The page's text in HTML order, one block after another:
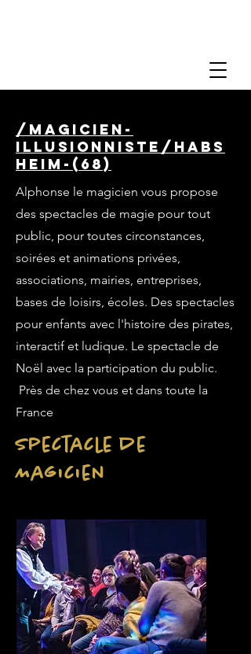
/magicien-
illusionniste/habs
heim-(68)
Alphonse le magicien vous propose
des spectacles de magie pour tout
public, pour toutes circonstances,
soirées et animations privées,
associations, mairies, entreprises,
bases de loisirs, écoles. Des spectacles
pour enfants avec l'histoire des pirates,
interactif et ludique. Le spectacle de
Noël avec la participation du public.
Près de chez vous et dans toute la
France
Spectacle de
Magicien